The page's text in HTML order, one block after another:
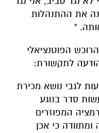
את ההתנהלות
"
הפוטנציאלי
לתקשורת:
לגבי נושא מכירת
סדר בנוגע
המפוזרים
כי אכן